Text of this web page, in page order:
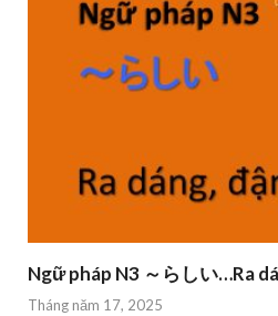
Ngữ pháp N3 ～らしい…Ra
Tháng năm 17, 2025